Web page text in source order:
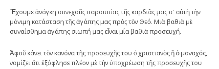
Ἔχουμε ἀνάγκη συνεχοῦς παρουσίας τῆς καρδιᾶς μας σ᾿ αὐτὴ τὴν
μόνιμη κατάσταση τῆς ἀγάπης μας πρὸς τὸν Θεό. Μιὰ βαθιὰ μὲ
συναίσθημα ἀγάπης σιωπή μας εἶναι μία βαθιὰ προσευχή.
Ἀφοῦ κάνει τὸν κανόνα τῆς προσευχῆς του ὁ χριστιανὸς ἢ ὁ μοναχός,
νομίζει ὅτι ἐξόφλησε πλέον μὲ τὴν ὑποχρέωση τῆς προσευχῆς του